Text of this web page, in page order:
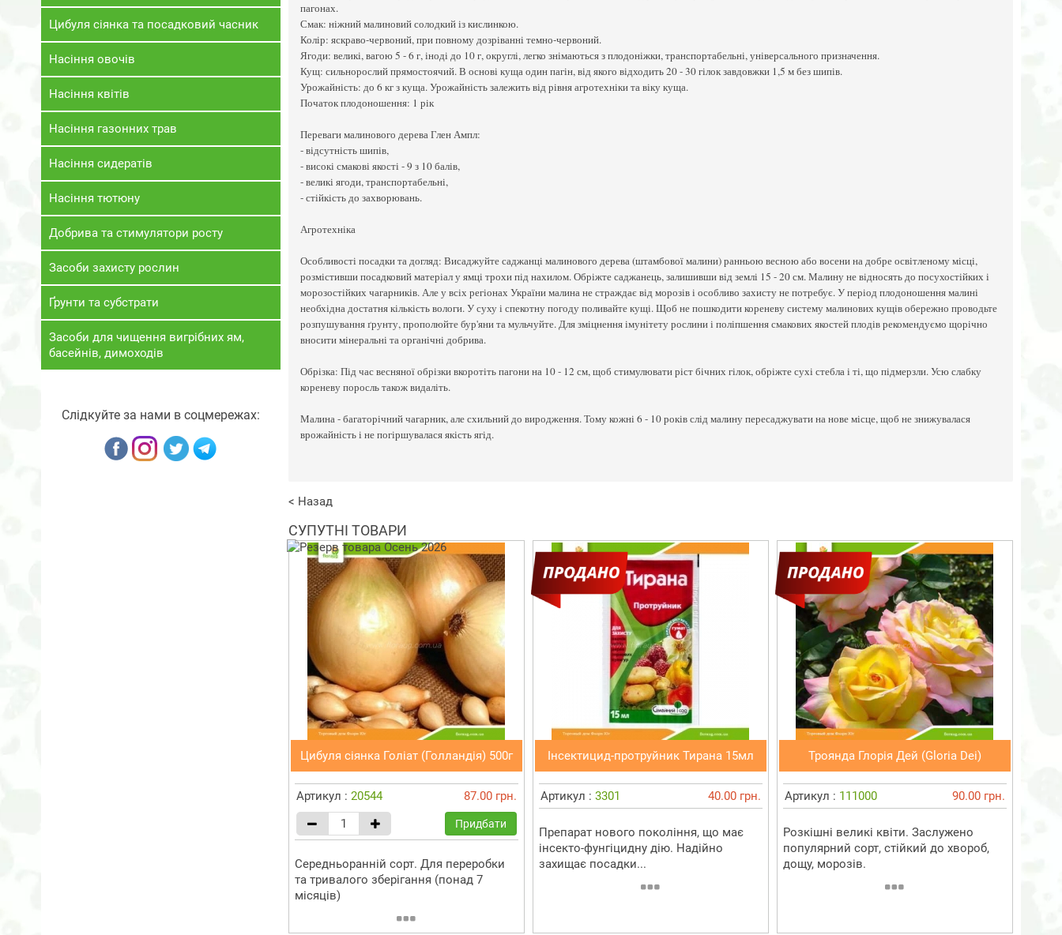
Цибуля сіянка та посадковий часник
Насіння овочів
Насіння квітів
Насіння газонних трав
Насіння сидератів
Насіння тютюну
Добрива та стимулятори росту
Засоби захисту рослин
Ґрунти та субстрати
Засоби для чищення вигрібних ям,
басейнів, димоходів
Слідкуйте за нами в соцмережах:
пагонах.
Смак: ніжний малиновий солодкий із кислинкою.
Колір: яскраво-червоний, при повному дозріванні темно-червоний.
Ягоди: великі, вагою 5 - 6 г, іноді до 10 г, округлі, легко знімаються з плодоніжки, транспортабельні, універсального призначення.
Кущ: сильнорослий прямостоячий. В основі куща один пагін, від якого відходить 20 - 30 гілок завдовжки 1,5 м без шипів.
Урожайність: до 6 кг з куща. Урожайність залежить від рівня агротехніки та віку куща.
Початок плодоношення: 1 рік
Переваги малинового дерева Глен Ампл:
- відсутність шипів,
- високі смакові якості - 9 з 10 балів,
- великі ягоди, транспортабельні,
- стійкість до захворювань.
Агротехніка
Особливості посадки та догляд: Висаджуйте саджанці малинового дерева (штамбової малини) ранньою весною або восени на добре освітленому місці,
розмістивши посадковий матеріал у ямці трохи під нахилом. Обріжте саджанець, залишивши від землі 15 - 20 см. Малину не відносять до посухостійких і
морозостійких чагарників. Але у всіх регіонах України малина не страждає від морозів і особливо захисту не потребує. У період плодоношення малині
необхідна достатня кількість вологи. У суху і спекотну погоду поливайте кущі. Щоб не пошкодити кореневу систему малинових кущів обережно проводьте
розпушування ґрунту, прополюйте бур'яни та мульчуйте. Для зміцнення імунітету рослини і поліпшення смакових якостей плодів рекомендуємо щорічно
вносити мінеральні та органічні добрива.
Обрізка: Під час весняної обрізки вкоротіть пагони на 10 - 12 см, щоб стимулювати ріст бічних гілок, обріжте сухі стебла і ті, що підмерзли. Усю слабку
кореневу поросль також видаліть.
Малина - багаторічний чагарник, але схильний до виродження. Тому кожні 6 - 10 років слід малину пересаджувати на нове місце, щоб не знижувалася
врожайність і не погіршувалася якість ягід.
< Назад
СУПУТНІ ТОВАРИ
Цибуля сіянка Голіат (Голландія) 500г
Артикул : 20544 87.00 грн.
Придбати
Середньоранній сорт. Для переробки
та тривалого зберігання (понад 7
місяців)
Інсектицид-протруйник Тирана 15мл
Артикул : 3301 40.00 грн.
Препарат нового покоління, що має
інсекто-фунгіцидну дію. Надійно
захищає посадки...
Троянда Глорія Дей (Gloria Dei)
Артикул : 111000 90.00 грн.
Розкішні великі квіти. Заслужено
популярний сорт, стійкий до хвороб,
дощу, морозів.